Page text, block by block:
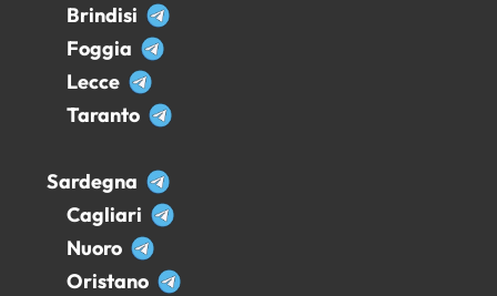
Brindisi
Foggia
Lecce
Taranto
Sardegna
Cagliari
Nuoro
Oristano